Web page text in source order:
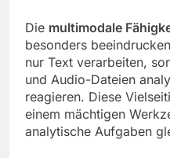
Die multimodale
besonders
nur Text verarbeiten,
und Audio-Dateien
reagieren. Diese
einem mächtigen
analytische Aufgaben